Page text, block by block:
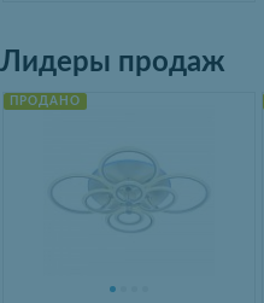
Лидеры продаж
ПРОДАНО